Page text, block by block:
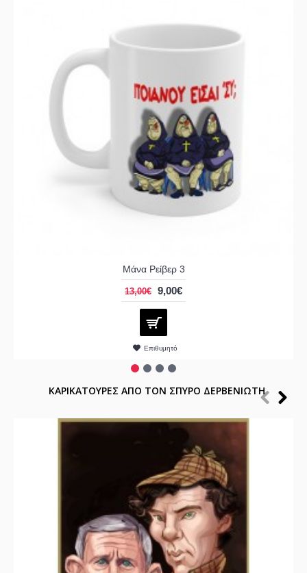
Μάνα Ρείβερ 3
13,00€ 9,00€
Επιθυμητό
ΚΑΡΙΚΑΤΟΥΡΕΣ ΑΠΟ ΤΟΝ ΣΠΥΡΟ ΔΕΡΒΕΝΙΩΤΗ